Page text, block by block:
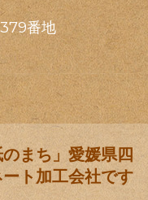
番地
まち」愛媛県四
ト加工会社です